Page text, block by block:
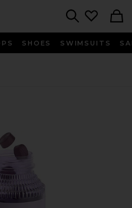
SHOES SWIMSUITS
МАРМЕЛАДКИ SLEEP